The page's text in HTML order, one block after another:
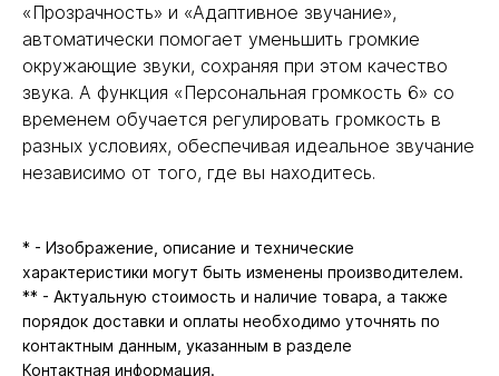
«Прозрачность» и «Адаптивное звучание»,
автоматически помогает уменьшить громкие
окружающие звуки, сохраняя при этом качество
звука. А функция «Персональная громкость 6» со
временем обучается регулировать громкость в
разных условиях, обеспечивая идеальное звучание
независимо от того, где вы находитесь.
* - Изображение, описание и технические
характеристики могут быть изменены производителем.
** - Актуальную стоимость и наличие товара, а также
порядок доставки и оплаты необходимо уточнять по
контактным данным, указанным в разделе
Контактная информация.